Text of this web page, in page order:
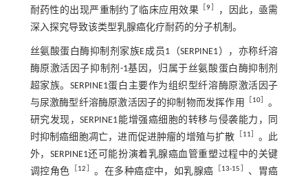
耐药性的出现严重制约了临床应用效果 ［9
，因此，亟需
深入探究导致该类型乳腺癌化疗耐药的分子机制。
丝氨酸蛋白酶抑制剂家族E成员1（SERPINE1），亦称纤溶
酶原激活因子抑制剂-1基因，归属于丝氨酸蛋白酶抑制剂
超家族。SERPINE1蛋白主要作为组织型纤溶酶原激活因子
与尿激酶型纤溶酶原激活因子的抑制物而发挥作用
10
。
研究发现，SERPINE1能增强癌细胞的转移与侵袭能力，同
时抑制癌细胞凋亡，进而促进肿瘤的增殖与扩散
11
。此
外，SERPINE1还可能扮演着乳腺癌血管重塑过程中的关键
调控角色
12 。在多种癌症中，如乳腺癌 13-15 、胃癌